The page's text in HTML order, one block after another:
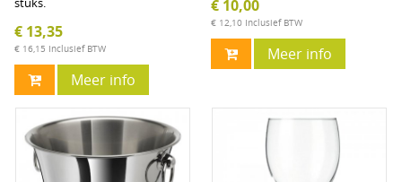
€ 13,35
€ 16,15 Inclusief BTW
Meer info
€ 10,00
€ 12,10 Inclusief BTW
Meer info